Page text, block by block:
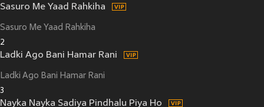
Sasuro Me Yaad Rahkiha
Sasuro Me Yaad Rahkiha
2
Ladki Ago Bani Hamar Rani
Ladki Ago Bani Hamar Rani
3
Nayka Nayka Sadiya Pindhalu Piya Ho